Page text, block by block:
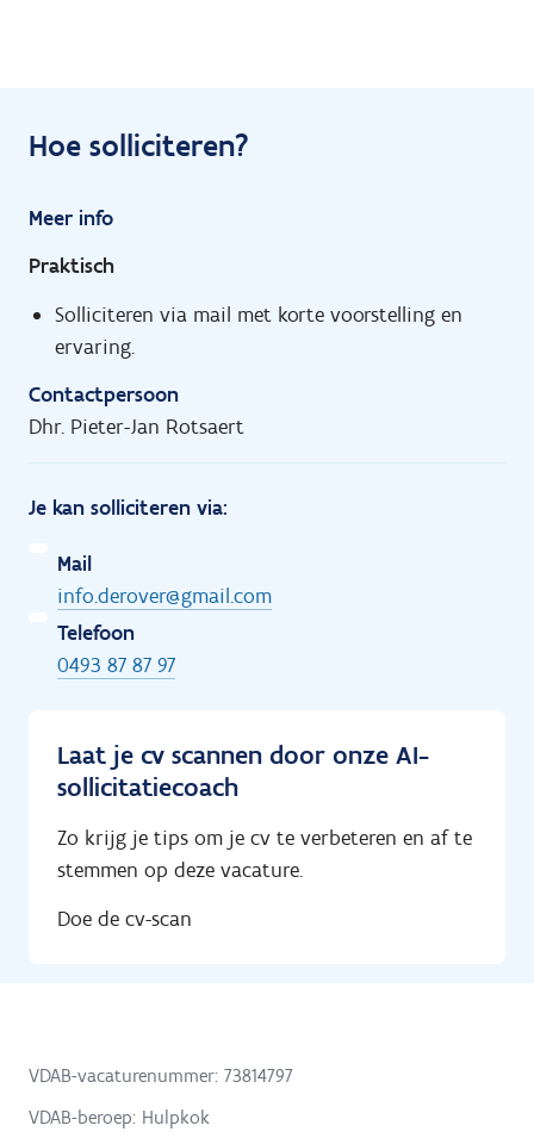
Hoe solliciteren?
Meer info
Praktisch
Solliciteren via mail met korte voorstelling en
ervaring.
Contactpersoon
Dhr. Pieter-Jan Rotsaert
Je kan solliciteren via:
Mail
info.derover@gmail.com
Telefoon
0493 87 87 97
Laat je cv scannen door onze AI-
sollicitatiecoach
Zo krijg je tips om je cv te verbeteren en af te
stemmen op deze vacature.
Doe de cv-scan
VDAB-vacaturenummer: 73814797
VDAB-beroep: Hulpkok